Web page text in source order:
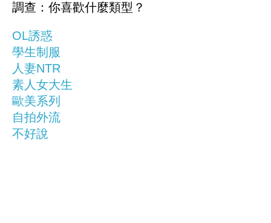
調查：你喜歡什麼類型？
OL誘惑
學生制服
人妻NTR
素人女大生
歐美系列
自拍外流
不好說